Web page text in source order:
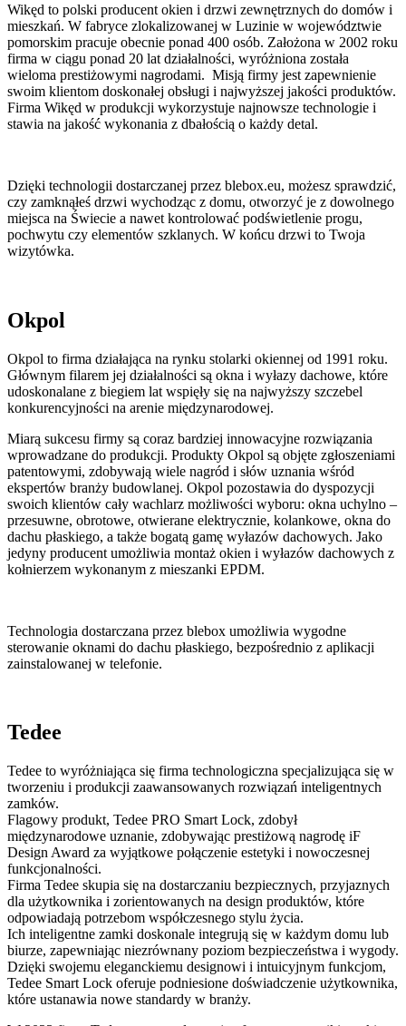
Wikęd to polski producent okien i drzwi zewnętrznych do domów i
mieszkań. W fabryce zlokalizowanej w Luzinie w województwie
pomorskim pracuje obecnie ponad 400 osób. Założona w 2002 roku
firma w ciągu ponad 20 lat działalności, wyróżniona została
wieloma prestiżowymi nagrodami. Misją firmy jest zapewnienie
swoim klientom doskonałej obsługi i najwyższej jakości produktów.
Firma Wikęd w produkcji wykorzystuje najnowsze technologie i
stawia na jakość wykonania z dbałością o każdy detal.
Dzięki technologii dostarczanej przez blebox.eu, możesz sprawdzić,
czy zamknąłeś drzwi wychodząc z domu, otworzyć je z dowolnego
miejsca na Świecie a nawet kontrolować podświetlenie progu,
pochwytu czy elementów szklanych. W końcu drzwi to Twoja
wizytówka.
Okpol
Okpol to firma działająca na rynku stolarki okiennej od 1991 roku.
Głównym filarem jej działalności są okna i wyłazy dachowe, które
udoskonalane z biegiem lat wspięły się na najwyższy szczebel
konkurencyjności na arenie międzynarodowej.
Miarą sukcesu firmy są coraz bardziej innowacyjne rozwiązania
wprowadzane do produkcji. Produkty Okpol są objęte zgłoszeniami
patentowymi, zdobywają wiele nagród i słów uznania wśród
ekspertów branży budowlanej. Okpol pozostawia do dyspozycji
swoich klientów cały wachlarz możliwości wyboru: okna uchylno –
przesuwne, obrotowe, otwierane elektrycznie, kolankowe, okna do
dachu płaskiego, a także bogatą gamę wyłazów dachowych. Jako
jedyny producent umożliwia montaż okien i wyłazów dachowych z
kołnierzem wykonanym z mieszanki EPDM.
Technologia dostarczana przez blebox umożliwia wygodne
sterowanie oknami do dachu płaskiego, bezpośrednio z aplikacji
zainstalowanej w telefonie.
Tedee
Tedee to wyróżniająca się firma technologiczna specjalizująca się w
tworzeniu i produkcji zaawansowanych rozwiązań inteligentnych
zamków.
Flagowy produkt, Tedee PRO Smart Lock, zdobył
międzynarodowe uznanie, zdobywając prestiżową nagrodę iF
Design Award za wyjątkowe połączenie estetyki i nowoczesnej
funkcjonalności.
Firma Tedee skupia się na dostarczaniu bezpiecznych, przyjaznych
dla użytkownika i zorientowanych na design produktów, które
odpowiadają potrzebom współczesnego stylu życia.
Ich inteligentne zamki doskonale integrują się w każdym domu lub
biurze, zapewniając niezrównany poziom bezpieczeństwa i wygody.
Dzięki swojemu eleganckiemu designowi i intuicyjnym funkcjom,
Tedee Smart Lock oferuje podniesione doświadczenie użytkownika,
które ustanawia nowe standardy w branży.